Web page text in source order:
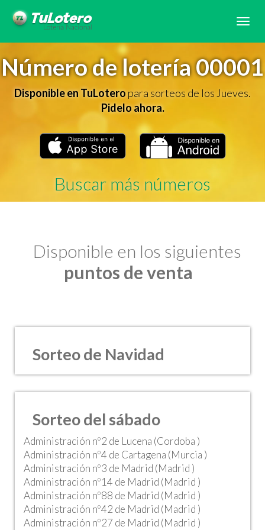
Número de lotería 00001
Disponible en TuLoteropara sorteos de los Jueves.
Pidelo ahora.
Buscar más números
Disponible en los siguientes
puntos de venta
Sorteo de Navidad
Sorteo del sábado
Administración nº2 de Lucena (Cordoba )
Administración nº4 de Cartagena (Murcia )
Administración nº3 de Madrid (Madrid )
Administración nº14 de Madrid (Madrid )
Administración nº88 de Madrid (Madrid )
Administración nº42 de Madrid (Madrid )
Administración nº27 de Madrid (Madrid )